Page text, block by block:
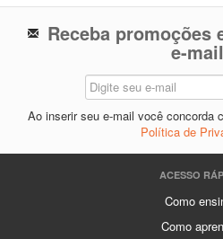
Receba promoções
e-
Ao inserir seu e-mail você concorda
Política de
ACESSO
Como
Como